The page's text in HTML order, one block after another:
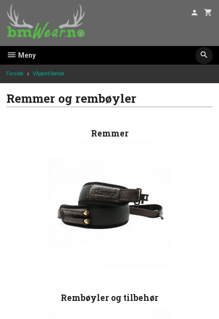
innholdet
Meny
Forside Våpentilbehør
Remmer og rembøyler
Remmer
Rembøyler og tilbehør